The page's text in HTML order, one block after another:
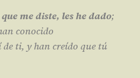
me diste, les he dado;
conocido
de ti, y han creído que tú